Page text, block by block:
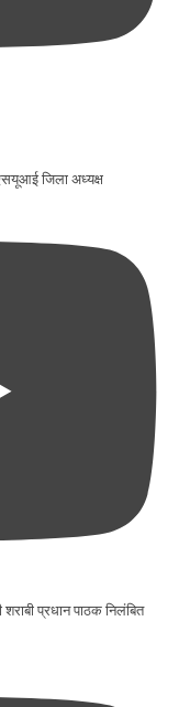
जिला अध्यक्ष
शराबी प्रधान पाठक निलंबित